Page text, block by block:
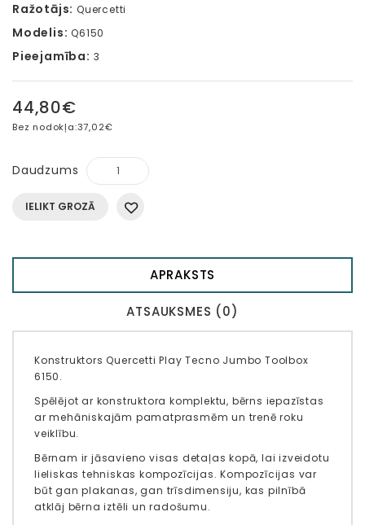
Ražotājs: Quercetti
Modelis: Q6150
Pieejamība: 3
44,80€
Bez nodokļa:37,02€
Daudzums
IELIKT GROZĀ
APRAKSTS
ATSAUKSMES (0)
Konstruktors Quercetti Play Tecno Jumbo Toolbox
6150.
Spēlējot ar konstruktora komplektu, bērns iepazīstas
ar mehāniskajām pamatprasmēm un trenē roku
veiklību.
Bērnam ir jāsavieno visas detaļas kopā, lai izveidotu
lieliskas tehniskas kompozīcijas. Kompozīcijas var
būt gan plakanas, gan trīsdimensiju, kas pilnībā
atklāj bērna iztēli un radošumu.